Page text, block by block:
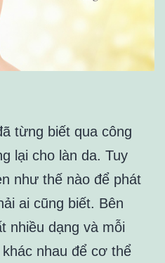
từng biết qua công
lại cho làn da. Tuy
như thế nào để phát
ai cũng biết. Bên
nhiều dạng và mỗi
nhau để cơ thể